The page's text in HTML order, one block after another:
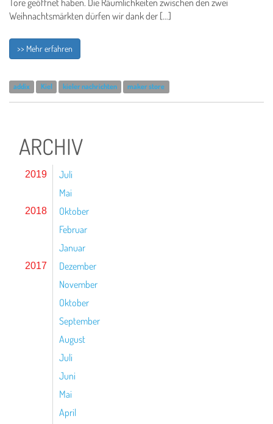
Tore geöffnet haben. Die Räumlichkeiten zwischen den zwei
Weihnachtsmärkten dürfen wir dank der […]
>> Mehr erfahren
addix Kiel kieler nachrichten maker store
ARCHIV
2019
Juli
Mai
2018
Oktober
Februar
Januar
2017
Dezember
November
Oktober
September
August
Juli
Juni
Mai
April